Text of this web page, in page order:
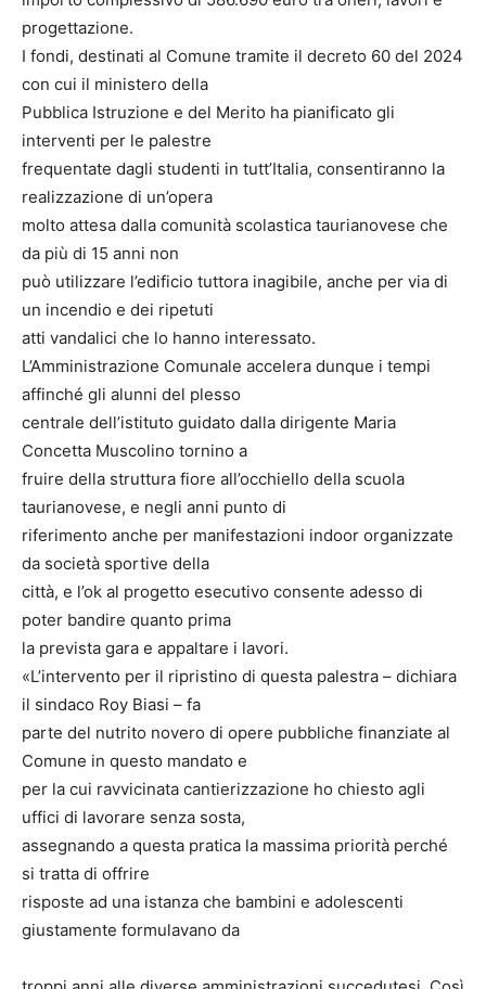
progettazione.
I fondi, destinati al Comune tramite il decreto 60 del 2024
con cui il ministero della
Pubblica Istruzione e del Merito ha pianificato gli
interventi per le palestre
frequentate dagli studenti in tutt’Italia, consentiranno la
realizzazione di un’opera
molto attesa dalla comunità scolastica taurianovese che
da più di 15 anni non
può utilizzare l’edificio tuttora inagibile, anche per via di
un incendio e dei ripetuti
atti vandalici che lo hanno interessato.
L’Amministrazione Comunale accelera dunque i tempi
affinché gli alunni del plesso
centrale dell’istituto guidato dalla dirigente Maria
Concetta Muscolino tornino a
fruire della struttura fiore all’occhiello della scuola
taurianovese, e negli anni punto di
riferimento anche per manifestazioni indoor organizzate
da società sportive della
città, e l’ok al progetto esecutivo consente adesso di
poter bandire quanto prima
la prevista gara e appaltare i lavori.
«L’intervento per il ripristino di questa palestra – dichiara
il sindaco Roy Biasi – fa
parte del nutrito novero di opere pubbliche finanziate al
Comune in questo mandato e
per la cui ravvicinata cantierizzazione ho chiesto agli
uffici di lavorare senza sosta,
assegnando a questa pratica la massima priorità perché
si tratta di offrire
risposte ad una istanza che bambini e adolescenti
giustamente formulavano da